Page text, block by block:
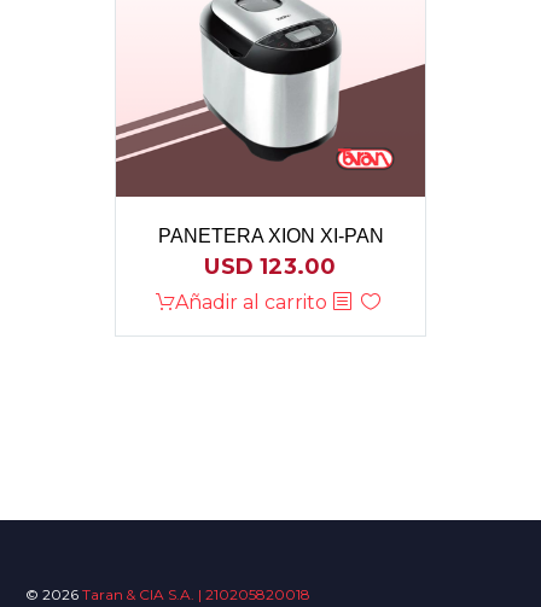
PANETERA XION XI-PAN
USD123.00
Añadir al carrito
© 2026 Taran & CIA S.A. | 210205820018